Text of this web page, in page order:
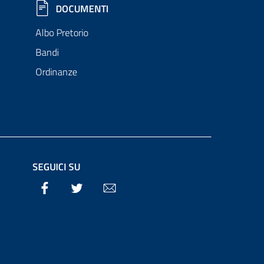
DOCUMENTI
Albo Pretorio
Bandi
Ordinanze
SEGUICI SU
Facebook Twitter